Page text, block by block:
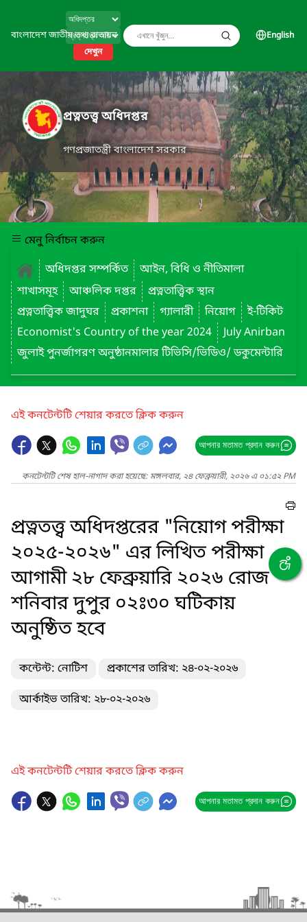
বাংলাদেশ জাতীয় তথ্য বাতায়ন
দেখুন
English
প্রত্নতত্ত্ব অধিদপ্তর
গণপ্রজাতন্ত্রী বাংলাদেশ সরকার
মেনু নির্বাচন করুন
অধিদপ্তর সম্পর্কিত
আইন, বিধি ও নীতিমালা
শাখাসমূহ
আঞ্চলিক দপ্তর
প্রত্নতাত্ত্বিক স্থান
প্রত্নতাত্ত্বিক জাদুঘর
প্রকাশনা গ্যালারী নিয়োগ
ই-টিকিট
Economist's Country of the year 2024
July Anirban
জুলাই পুনর্জাগরণ অনুষ্ঠানমালার টিভিসি/ভিডিও/ ডকুমেন্টারি
এই কনটেন্টটি শেয়ার করতে ক্লিক করুন
আপনার মতামত প্রদান করুন
কনটেন্টটি শেষ হাল-নাগাদ করা হয়েছে: মঙ্গলবার, ২৪ ফেব্রুয়ারী, ২০২৬ এ ০১:৫২ PM
প্রত্নতত্ত্ব অধিদপ্তরের "নিয়োগ পরীক্ষা
২০২৫-২০২৬" এর লিখিত পরীক্ষা
আগামী ২৮ ফেব্রুয়ারি ২০২৬ রোজ
শনিবার দুপুর ০২ঃ৩০ ঘটিকায়
অনুষ্ঠিত হবে
কন্টেন্ট: নোটিশ প্রকাশের তারিখ: ২৪-০২-২০২৬
আর্কাইভ তারিখ: ২৮-০২-২০২৬
এই কনটেন্টটি শেয়ার করতে ক্লিক করুন
আপনার মতামত প্রদান করুন